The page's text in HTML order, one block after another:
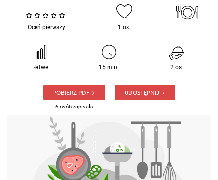
Oceń pierwszy 1 os.
łatwe 15 min. 2 os.
POBIERZ PDF
6 osób zapisało
UDOSTĘPNIJ